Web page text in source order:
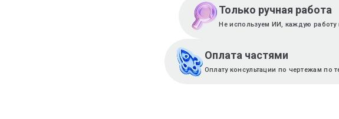
Только ручная работа
Не используем ИИ, каждую работу
Оплата частями
Оплату консультации по чертежам по